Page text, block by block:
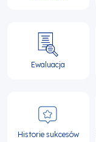
Ewaluacja
Historie sukcesów